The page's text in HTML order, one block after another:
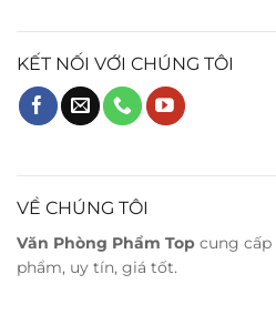
KẾT NỐI VỚI CHÚNG TÔI
VỀ CHÚNG TÔI
Văn Phòng Phẩm Top cung cấp
phẩm, uy tín, giá tốt.